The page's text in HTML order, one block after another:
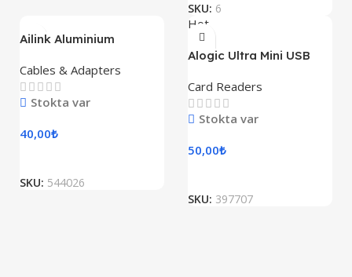
SKU: 6
Ailink Aluminium
Cables & Adapters
Stokta var
40,00₺
SKU: 544026
Hot
Alogic Ultra Mini USB
Card Readers
Stokta var
50,00₺
SKU: 397707